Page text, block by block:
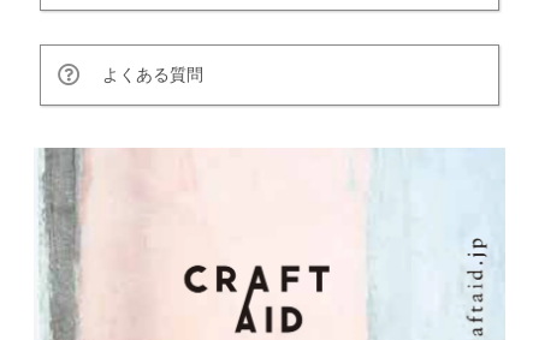
よくある質問